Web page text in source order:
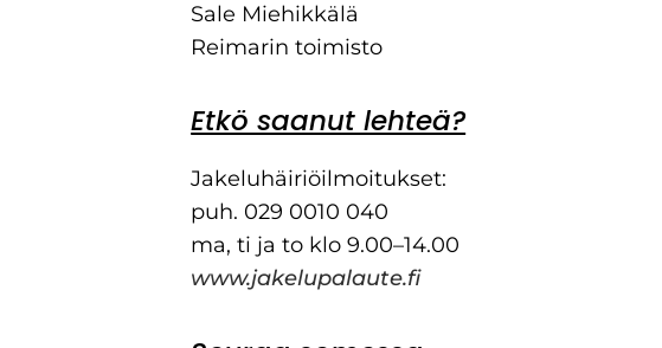
Sale Miehikkälä
Reimarin toimisto
Etkö saanut lehteä?
Jakeluhäiriöilmoitukset:
puh. 029 0010 040
ma, ti ja to klo 9.00–14.00
www.jakelupalaute.fi